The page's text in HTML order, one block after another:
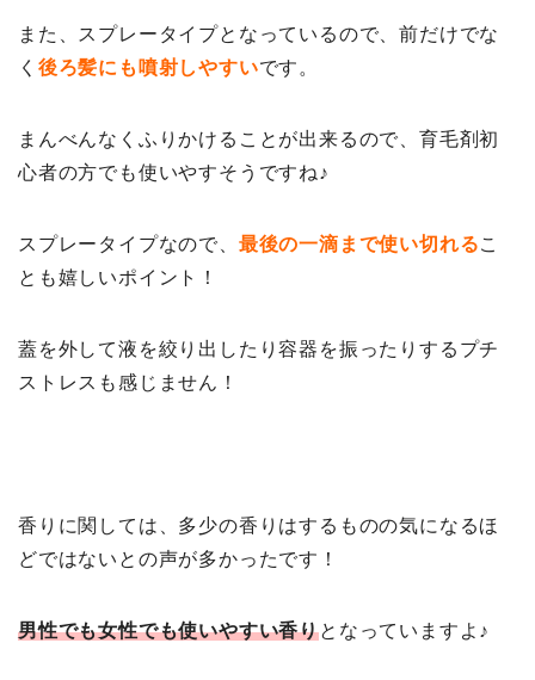
また、スプレータイプとなっているので、前だけでな
く 後ろ髪にも噴射しやすいです。
まんべんなくふりかけることが出来るので、育毛剤初
心者の方でも使いやすそうですね♪
スプレータイプなので、 最後の一滴まで使い切れるこ
とも嬉しいポイント！
蓋を外して液を絞り出したり容器を振ったりするプチ
ストレスも感じません！
香りに関しては、多少の香りはするものの気になるほ
どではないとの声が多かったです！
男性でも女性でも使いやすい香りとなっていますよ♪